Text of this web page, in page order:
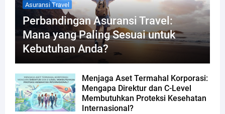
Asuransi Travel
Perbandingan Asuransi Travel:
Mana yang Paling Sesuai untuk
Kebutuhan Anda?
Menjaga Aset Termahal Korporasi:
Mengapa Direktur dan C-Level
Membutuhkan Proteksi Kesehatan
Internasional?